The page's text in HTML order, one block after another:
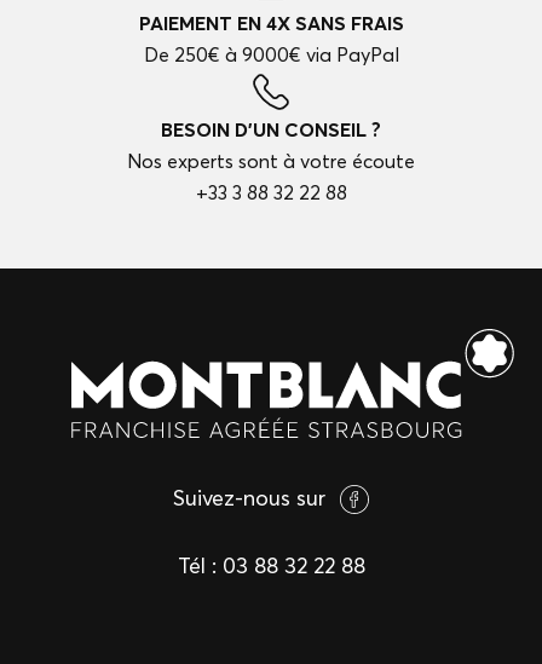
PAIEMENT EN 4X SANS FRAIS
De 250€ à 9000€ via PayPal
BESOIN D'UN CONSEIL ?
Nos experts sont à votre écoute
+33 3 88 32 22 88
Suivez-nous sur
Tél : 03 88 32 22 88